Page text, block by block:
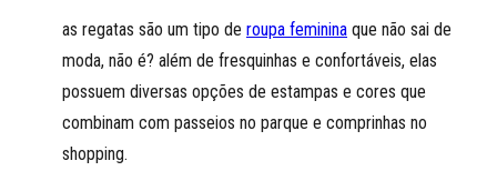
as regatas são um tipo de roupa feminina que não sai de
moda, não é? além de fresquinhas e confortáveis, elas
possuem diversas opções de estampas e cores que
combinam com passeios no parque e comprinhas no
shopping.